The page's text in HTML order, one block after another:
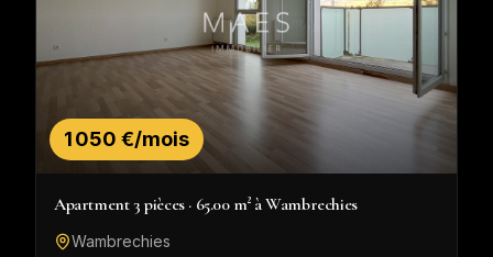
1 050 €/mois
Apartment 3 pièces · 65.00 m² à Wambrechies
Wambrechies